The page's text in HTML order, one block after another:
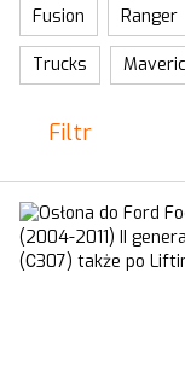
Fusion Ranger
Trucks Maveric
Filtr